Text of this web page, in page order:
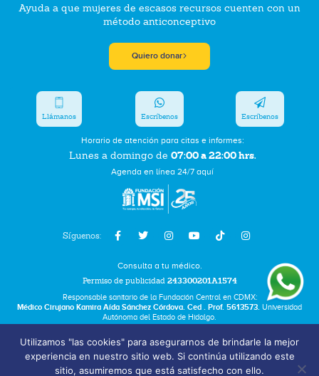
Ayuda a que mujeres de escasos recursos cuenten con un
método anticonceptivo
Quiero donar
Síguenos:
Horario de atención para citas e informes:
Lunes a domingo de 07:00 a 22:00 hrs.
Agenda en línea 24/7 aquí
Llámanos Escríbenos Escríbenos
Consulta a tu médico.
Permiso de publicidad 243300201A1574
Responsable sanitario de la Fundación Central en CDMX:
Médico Cirujano Kamira Aída Sánchez Córdova. Ced . Prof. 5613573. Universidad
Autónoma del Estado de Hidalgo.
Términos y Condiciones
Bolsa de Trabajo
Utilizamos "las cookies" para asegurarnos de brindarle la mejor
experiencia en nuestro sitio web. Si continúa utilizando este
sitio, asumiremos que está satisfecho con ello.